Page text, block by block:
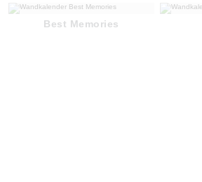
Best Memories